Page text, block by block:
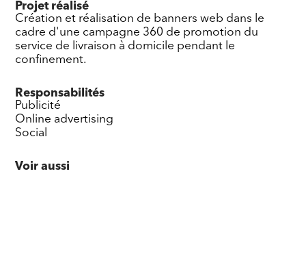
Projet réalisé
Création et réalisation de banners web dans le
cadre d'une campagne 360 de promotion du
service de livraison à domicile pendant le
confinement.
Responsabilités
Publicité
Online advertising
Social
Voir aussi